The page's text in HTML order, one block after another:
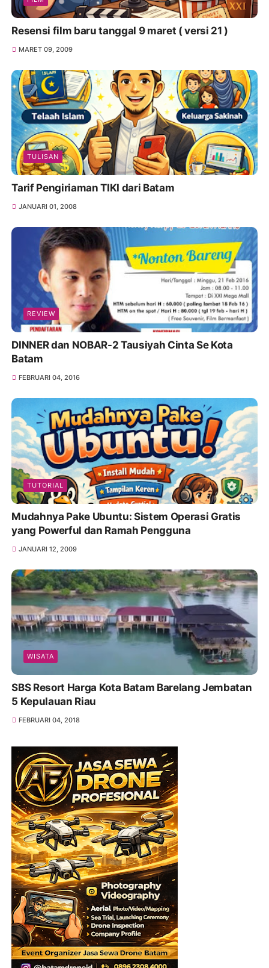
Resensi film baru tanggal 9 maret ( versi 21 )
MARET 09, 2009
TULISAN
Tarif Pengiriaman TIKI dari Batam
JANUARI 01, 2008
REVIEW
DINNER dan NOBAR-2 Tausiyah Cinta Se Kota
Batam
FEBRUARI 04, 2016
TUTORIAL
Mudahnya Pake Ubuntu: Sistem Operasi Gratis
yang Powerful dan Ramah Pengguna
JANUARI 12, 2009
WISATA
SBS Resort Harga Kota Batam Barelang Jembatan
5 Kepulauan Riau
FEBRUARI 04, 2018